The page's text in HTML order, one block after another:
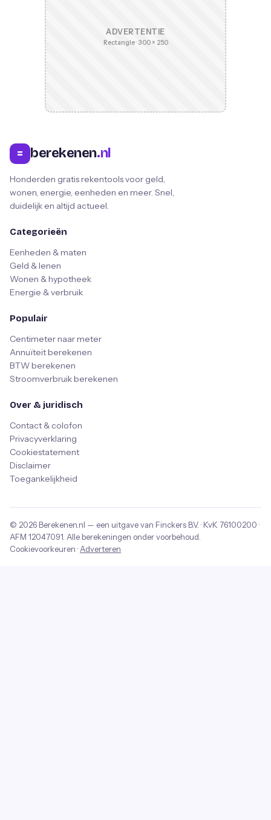
ADVERTENTIE
Rectangle · 300 × 250
= berekenen.nl
Honderden gratis rekentools voor geld,
wonen, energie, eenheden en meer. Snel,
duidelijk en altijd actueel.
Categorieën
Eenheden & maten
Geld & lenen
Wonen & hypotheek
Energie & verbruik
Populair
Centimeter naar meter
Annuïteit berekenen
BTW berekenen
Stroomverbruik berekenen
Over & juridisch
Contact & colofon
Privacyverklaring
Cookiestatement
Disclaimer
Toegankelijkheid
© 2026 Berekenen.nl — een uitgave van Finckers B.V. · KvK 76100200 ·
AFM 12047091 . Alle berekeningen onder voorbehoud.
Cookievoorkeuren · Adverteren